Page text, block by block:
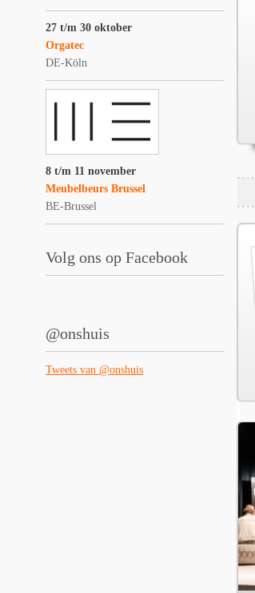
27 t/m 30 oktober
Orgatec
DE-Köln
8 t/m 11 november
Meubelbeurs Brussel
BE-Brussel
Volg ons op Facebook
@onshuis
Tweets van @onshuis